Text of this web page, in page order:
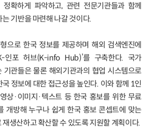
확하게 파악하고, 관련 전문기관들과 함께
기반을 마련해 나갈 것이다.
으로 한국 정보를 제공하며 해외 검색엔진에
인포 허브(K-info Hub)’를 구축한다. 국가
기관들은 물론 해외기관과의 협업 시스템으로
정보에 대한 접근성을 높인다. 이와 함께 1인
상·이미지·텍스트 등 한국 홍보를 위한 무료
개방해 누구나 쉽게 한국 홍보 콘셉트에 맞는
생산하고 확산할 수 있도록 지원할 계획이다.